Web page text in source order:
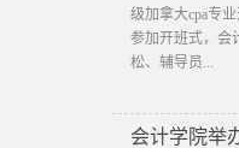
级加拿大cpa专
参加开班式，会
松、辅导员...
会计学院举